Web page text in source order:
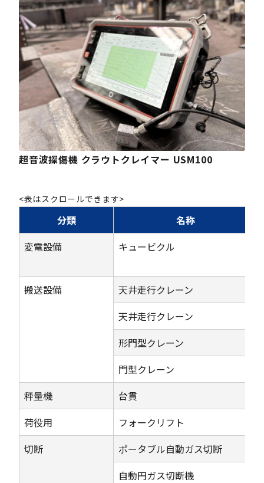
超音波探傷機 クラウトクレイマー USM100
<表はスクロールできます>
分類
名称
変電設備
キュービクル
搬送設備
天井走行クレーン
天井走行クレーン
形門型クレーン
門型クレーン
秤量機
台貫
荷役用
フォークリフト
切断
ポータブル自動ガス切断
自動円ガス切断機